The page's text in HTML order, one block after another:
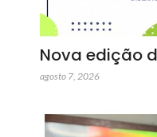
Nova edição
agosto 7, 2026